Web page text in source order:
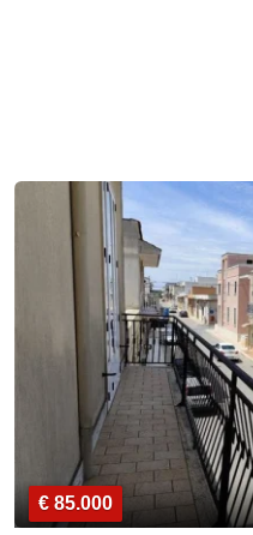
€ 85.000